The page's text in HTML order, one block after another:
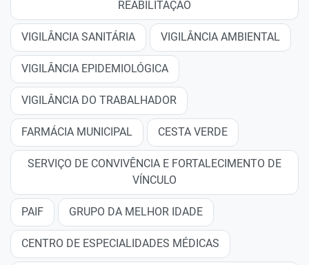
REABILITAÇÃO
VIGILÂNCIA SANITÁRIA VIGILÂNCIA AMBIENTAL
VIGILÂNCIA EPIDEMIOLÓGICA
VIGILÂNCIA DO TRABALHADOR
FARMÁCIA MUNICIPAL CESTA VERDE
SERVIÇO DE CONVIVÊNCIA E FORTALECIMENTO DE
VÍNCULO
PAIF GRUPO DA MELHOR IDADE
CENTRO DE ESPECIALIDADES MÉDICAS